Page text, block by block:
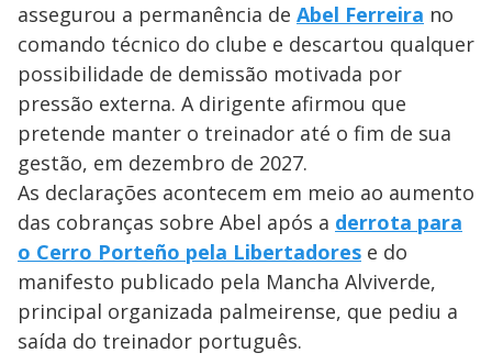
assegurou a permanência de Abel Ferreira no
comando técnico do clube e descartou qualquer
possibilidade de demissão motivada por
pressão externa. A dirigente afirmou que
pretende manter o treinador até o fim de sua
gestão, em dezembro de 2027.
As declarações acontecem em meio ao aumento
das cobranças sobre Abel após a derrota para
o Cerro Porteño pela Libertadores e do
manifesto publicado pela Mancha Alviverde,
principal organizada palmeirense, que pediu a
saída do treinador português.